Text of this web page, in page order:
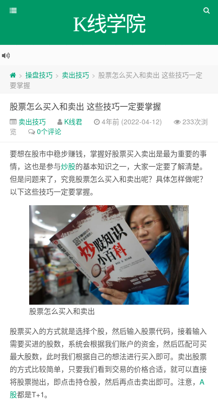
K线学院
> 操盘技巧 > 卖出技巧 > 股票怎么买入和卖出 这些技巧一定
要掌握
股票怎么买入和卖出 这些技巧一定要掌握
卖出技巧 K线君 4年前 (2022-04-12)
233次浏
览
0个评论
要想在股市中稳步赚钱，掌握好股票买入卖出是最为重要的事
情，这也是参与炒股的基本知识之一，大家一定要了解清楚。
但是问题来了，究竟股票怎么买入和卖出呢？具体怎样做呢？
以下这些技巧一定要掌握。
股票怎么买入和卖出
股票买入的方式就是选择个股，然后输入股票代码，接着输入
需要买进的股数，系统会根据我们账户的资金，然后匹配可买
最大股数，此时我们根据自己的想法进行买入即可。卖出股票
的方式比较简单，只要我们看到交易的价格合适，就可以直接
将股票抛出，即点击持仓股，然后再点击卖出即可。注意， A
股都是T+1。